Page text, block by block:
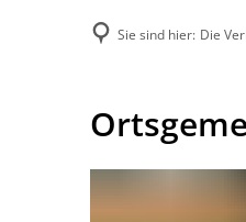
Sie sind hier: Die
Ortsgemeinde
Trippstadt